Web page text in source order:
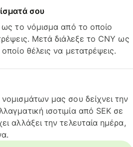
σου
ως το νόμισμα από το οποίο
Μετά διάλεξε το CNY ως
θέλεις να μετατρέψεις.
μας σου δείχνει την
ισοτιμία από SEK σε
αλλάξει την τελευταία ημέρα,